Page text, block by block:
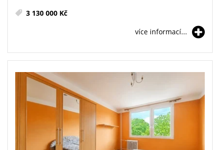
3 130 000 Kč
více informací...